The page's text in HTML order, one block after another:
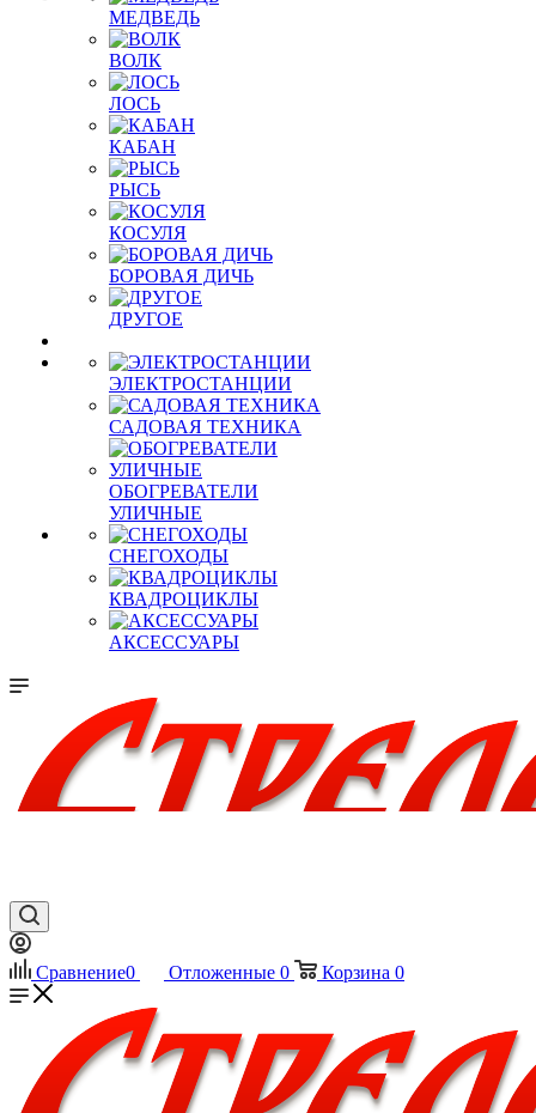
МЕДВЕДЬ
ВОЛК
ЛОСЬ
КАБАН
РЫСЬ
КОСУЛЯ
БОРОВАЯ ДИЧЬ
ДРУГОЕ
ЭЛЕКТРОСТАНЦИИ
САДОВАЯ ТЕХНИКА
ОБОГРЕВАТЕЛИ
УЛИЧНЫЕ
СНЕГОХОДЫ
КВАДРОЦИКЛЫ
АКСЕССУАРЫ
Сравнение0 Отложенные 0 Корзина 0